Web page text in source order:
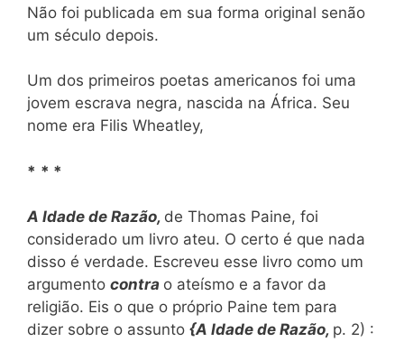
Não foi publicada em sua forma original senão
um século depois.
Um dos primeiros poetas americanos foi uma
jovem escrava negra, nascida na África. Seu
nome era Filis Wheatley,
* * *
A Idade de Razão, de Thomas Paine, foi
considerado um livro ateu. O certo é que nada
disso é verdade. Escreveu esse livro como um
argumento contra o ateísmo e a favor da
religião. Eis o que o próprio Paine tem para
dizer sobre o assunto {A Idade de Razão, p. 2) :